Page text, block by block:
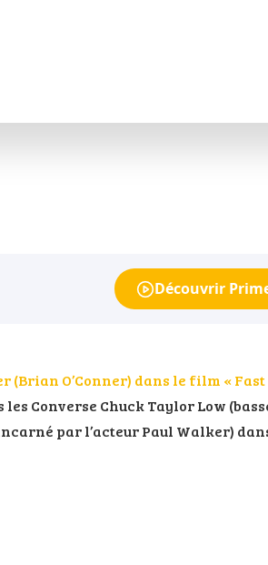
Découvrir
(Brian O’Conner) dans le film «
Converse Chuck Taylor Low
par l’acteur Paul Walker)